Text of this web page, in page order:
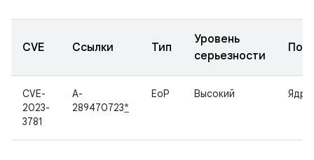
CVE Ссылки Тип
Уровень
серьезности
CVE-
2023-
3781
A-
289470723*
EoP Высокий Ядро